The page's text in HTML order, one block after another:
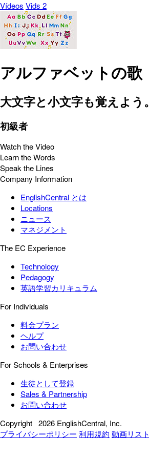
Vídeos Vids 2
アルファベットの歌
大文字と小文字も覚えよう。
初級者
Watch the Video
Learn the Words
Speak the Lines
Company Information
EnglishCentral とは
Locations
ニュース
マネジメント
The EC Experience
Technology
Pedagogy
英語学習カリキュラム
For Individuals
料金プラン
ヘルプ
お問い合わせ
For Schools & Enterprises
生徒として登録
Sales & Partnership
お問い合わせ
Copyright 2026 EnglishCentral, Inc.
プライバシーポリシー 利用規約 動画リスト